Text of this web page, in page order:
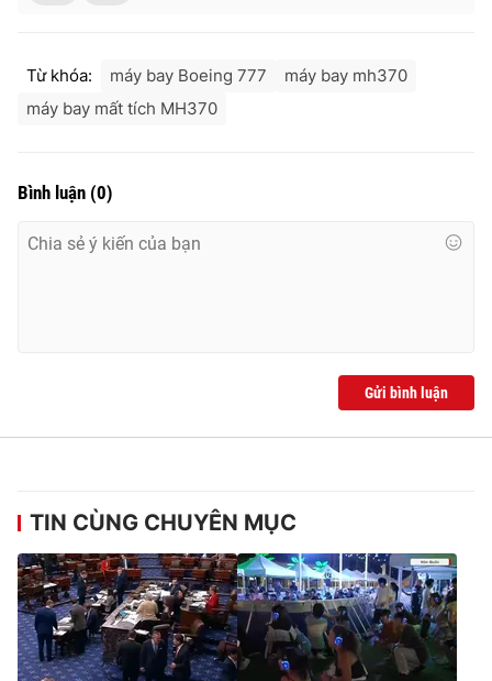
Từ khóa: máy bay Boeing 777
máy bay mh370
máy bay mất tích MH370
Bình luận (0)
Gửi bình luận
TIN CÙNG CHUYÊN MỤC